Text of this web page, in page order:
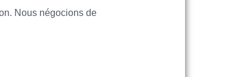
Nous négocions de